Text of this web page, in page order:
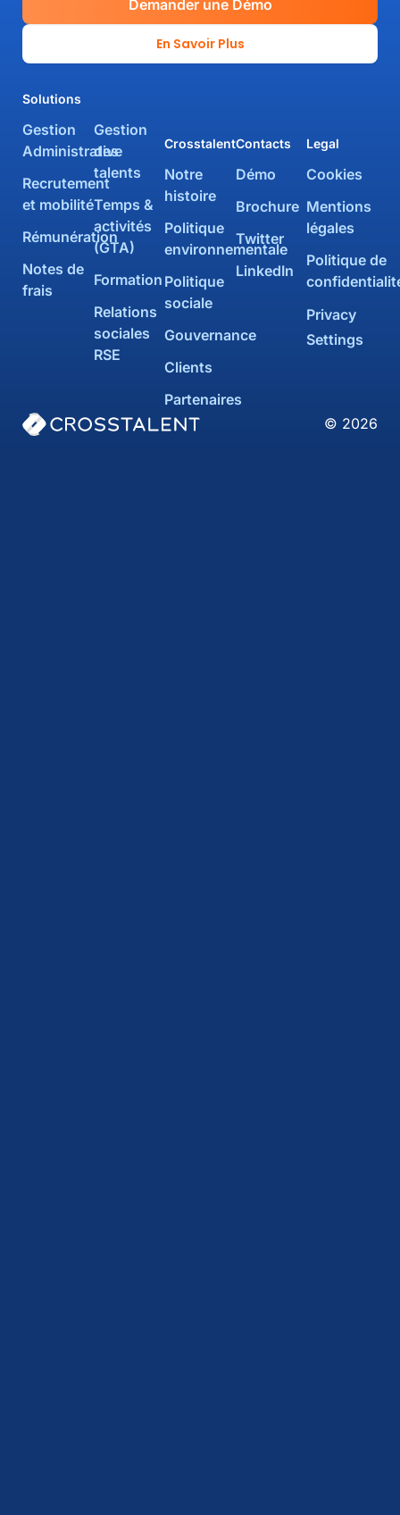
En Savoir Plus
Demander une Démo
Crosstalent
Notre
histoire
Politique
environnementale
Politique
sociale
Gouvernance
Clients
Partenaires
Solutions
Gestion
Administrative
Recrutement
et mobilité
Rémunération
Notes de
frais
Gestion
des
talents
Temps &
activités
(GTA)
Formation
Relations
sociales
RSE
Contacts
Démo
Brochure
Twitter
LinkedIn
Legal
Cookies
Mentions
légales
Politique de
Privacy
Settings
© 2026